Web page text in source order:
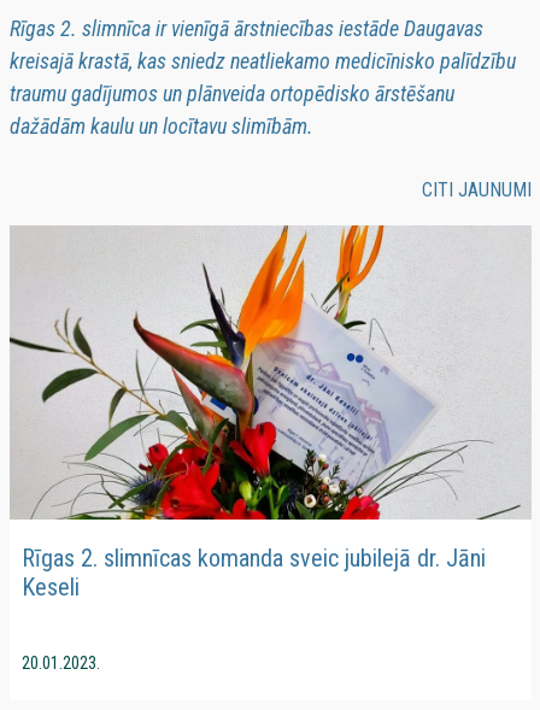
Rīgas 2. slimnīca ir vienīgā ārstniecības iestāde Daugavas
kreisajā krastā, kas sniedz neatliekamo medicīnisko palīdzību
traumu gadījumos un plānveida ortopēdisko ārstēšanu
dažādām kaulu un locītavu slimībām.
CITI JAUNUMI
Rīgas 2. slimnīcas komanda sveic jubilejā dr. Jāni
Keseli
20.01.2023.